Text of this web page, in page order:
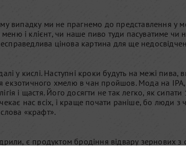
випадку ми не прагнемо до представлення у
і клієнт, чи наше пиво туди пасуватиме чи
цінова картина для ще
у кислі. Наступні кроки будуть на межі пива,
екзотичного хмелю в чан пройшов. Мода на IPA,
і щастя. Його досягти не так легко, як
нас всіх, і краще почати раніше, бо люди з
«крафт».
є продуктом бродіння відвару зернових